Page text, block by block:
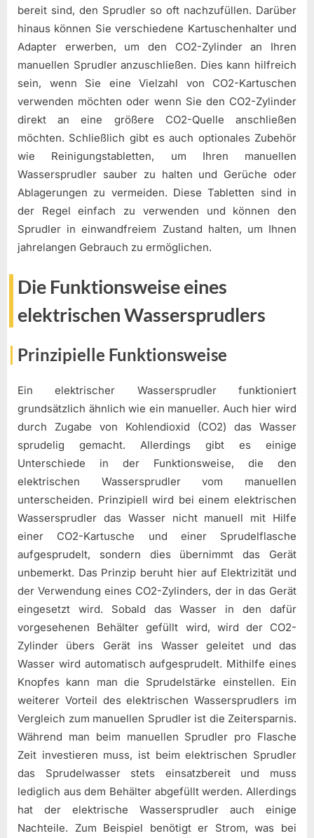
bereit sind, den Sprudler so oft nachzufüllen. Darüber
hinaus können Sie verschiedene Kartuschenhalter und
Adapter erwerben, um den CO2-Zylinder an Ihren
manuellen Sprudler anzuschließen. Dies kann hilfreich
sein, wenn Sie eine Vielzahl von CO2-Kartuschen
verwenden möchten oder wenn Sie den CO2-Zylinder
direkt an eine größere CO2-Quelle anschließen
möchten. Schließlich gibt es auch optionales Zubehör
wie Reinigungstabletten, um Ihren manuellen
Wassersprudler sauber zu halten und Gerüche oder
Ablagerungen zu vermeiden. Diese Tabletten sind in
der Regel einfach zu verwenden und können den
Sprudler in einwandfreiem Zustand halten, um Ihnen
jahrelangen Gebrauch zu ermöglichen.
Die Funktionsweise eines
elektrischen Wassersprudlers
Prinzipielle Funktionsweise
Ein elektrischer Wassersprudler funktioniert
grundsätzlich ähnlich wie ein manueller. Auch hier wird
durch Zugabe von Kohlendioxid (CO2) das Wasser
sprudelig gemacht. Allerdings gibt es einige
Unterschiede in der Funktionsweise, die den
elektrischen Wassersprudler vom manuellen
unterscheiden. Prinzipiell wird bei einem elektrischen
Wassersprudler das Wasser nicht manuell mit Hilfe
einer CO2-Kartusche und einer Sprudelflasche
aufgesprudelt, sondern dies übernimmt das Gerät
unbemerkt. Das Prinzip beruht hier auf Elektrizität und
der Verwendung eines CO2-Zylinders, der in das Gerät
eingesetzt wird. Sobald das Wasser in den dafür
vorgesehenen Behälter gefüllt wird, wird der CO2-
Zylinder übers Gerät ins Wasser geleitet und das
Wasser wird automatisch aufgesprudelt. Mithilfe eines
Knopfes kann man die Sprudelstärke einstellen. Ein
weiterer Vorteil des elektrischen Wassersprudlers im
Vergleich zum manuellen Sprudler ist die Zeitersparnis.
Während man beim manuellen Sprudler pro Flasche
Zeit investieren muss, ist beim elektrischen Sprudler
das Sprudelwasser stets einsatzbereit und muss
lediglich aus dem Behälter abgefüllt werden. Allerdings
hat der elektrische Wassersprudler auch einige
Nachteile. Zum Beispiel benötigt er Strom, was bei